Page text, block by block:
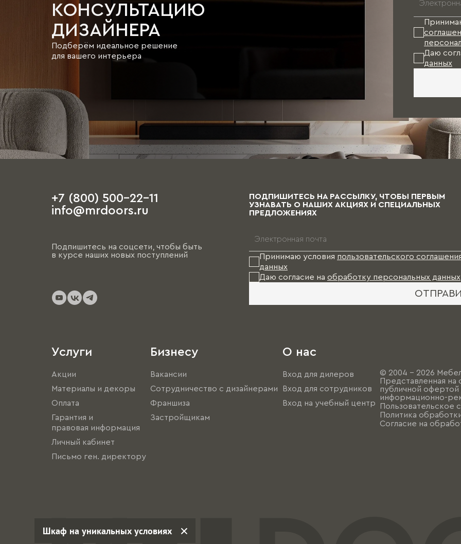
КОНСУЛЬТАЦИЮ
ДИЗАЙНЕРА
Подберём идеальное решение
для вашего интерьера
Даю
данных
+7 (800) 500-22-11
info@mrdoors.ru
Подпишитесь на соцсети, чтобы быть
в курсе наших новых поступлений
ПОДПИШИТЕСЬ НА РАССЫЛКУ, ЧТОБЫ ПЕРВЫМ
УЗНАВАТЬ О НАШИХ АКЦИЯХ И СПЕЦИАЛЬНЫХ
ПРЕДЛОЖЕНИЯХ
Принимаю условия пользовательского
данных
Даю согласие на обработку персональных данных
Услуги
Акции
Материалы и декоры
Оплата
Гарантия и
правовая информация
Личный кабинет
Письмо ген. директору
Бизнесу
Вакансии
Сотрудничество с дизайнерами
Франшиза
Застройщикам
О нас
Вход для дилеров
Вход для сотрудников
Вход на учебный центр
© 2004 - 2026
Представленная на
публичной офертой
информационно-
Пользовательское
Политика
Согласие на
Шкаф на уникальных условиях